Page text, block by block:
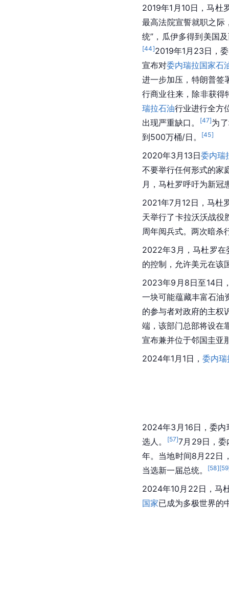
2019年1月10日，马杜
最高法院宣誓就职之际
统”，瓜伊多得到美国
[44]2019年1月23日，
宣布对委内瑞拉国家石
进一步加压，特朗普签
行商业往来，除非获得
瑞拉石油行业进行全方
出现严重缺口。
[47]为
到500万桶/日。
[45]
2020年3月13日委内瑞
不要举行任何形式的家
月，马杜罗呼吁为新冠
2021年7月12日，马杜
天举行了卡拉沃沃战
周年阅兵式。两次暗杀
2022年3月，马杜罗在
的控制，允许美元在该
2023年9月8日至14日
一块可能蕴藏丰富石油
的参与者对政府的主权
端，该部门总部将设在
宣布兼并位于邻国圭亚
2024年1月1日， 委内瑞
2024年3月16日，委内
选人。
[57]7月29日，委
年。当地时间8月22日
当选新一届总统。
[58][59
2024年10月22日，马
国家已成为多极世界的